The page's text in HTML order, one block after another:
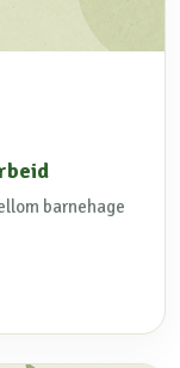
barnehage